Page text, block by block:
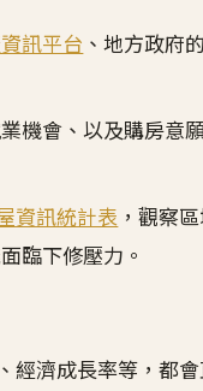
訊平台 、地方政府
機會、以及購房意
資訊統計表 ，觀察
臨下修壓力。
濟成長率等，都